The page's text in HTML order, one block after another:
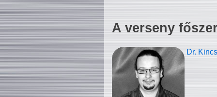
A verseny
Dr.